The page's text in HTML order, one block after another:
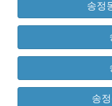
송정
송